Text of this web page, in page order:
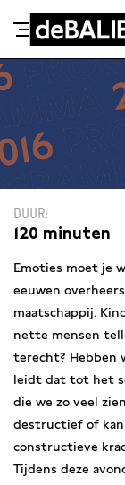
Meteen naar
De Balie
DUUR
120 minuten
Emoties moet je
eeuwen
maatschappij.
nette mensen
terecht? Hebben
leidt dat tot het
die we zo veel
destructief of kan
constructieve
Tijdens deze